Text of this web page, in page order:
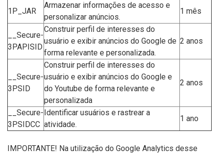
1P_JAR
Armazenar informações de acesso e
personalizar anúncios.
1 mês
__Secure-
3PAPISID
Construir perfil de interesses do
usuário e exibir anúncios do Google de
forma relevante e personalizada.
2 anos
__Secure-
3PSID
Construir perfil de interesses do
usuário e exibir anúncios do Google e
do Youtube de forma relevante e
personalizada
2 anos
__Secure-
3PSIDCC
Identificar usuários e rastrear a
atividade.
1 ano
IMPORTANTE! Na utilização do Google Analytics desse